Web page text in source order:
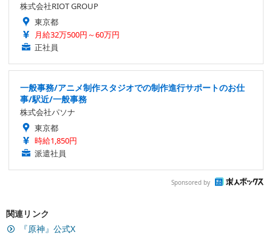
株式会社RIOT GROUP
東京都
月給32万500円～60万円
正社員
一般事務/アニメ制作スタジオでの制作進行サポートのお仕
事/駅近/一般事務
株式会社パソナ
東京都
時給1,850円
派遣社員
Sponsored by
関連リンク
『原神』公式X